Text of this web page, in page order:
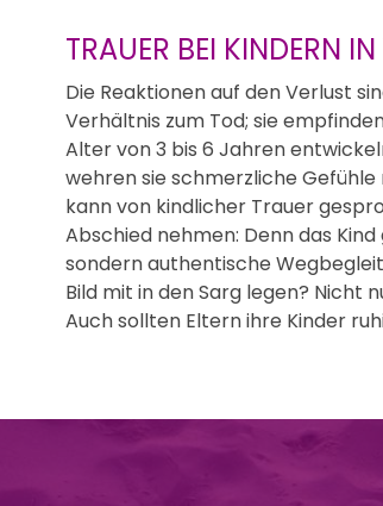
TRAUER BEI KINDERN
Die Reaktionen auf den Verlust
Verhältnis zum Tod; sie
Alter von 3 bis 6 Jahren
wehren sie schmerzliche
kann von kindlicher Trauer
Abschied nehmen: Denn das
sondern authentische
Bild mit in den Sarg legen? Nicht
Auch sollten Eltern ihre Kinder